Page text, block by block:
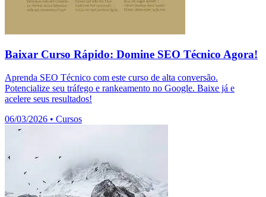
Baixar Curso Rápido: Domine SEO Técnico Agora!
Aprenda SEO Técnico com este curso de alta conversão.
Potencialize seu tráfego e rankeamento no Google. Baixe já e
acelere seus resultados!
06/03/2026 • Cursos